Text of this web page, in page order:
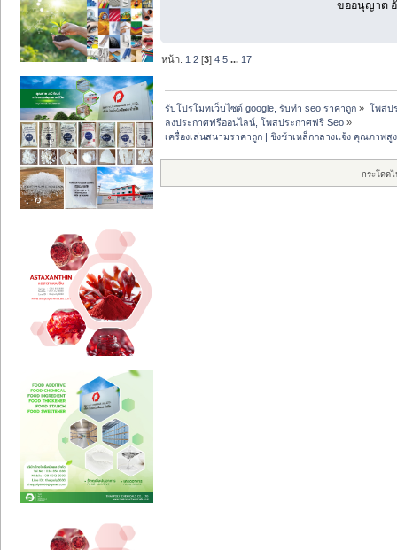
ขออนุญาต
หน้า: 1 2 [3]4 5 ... 17
รับโปรโมทเว็บไซต์ google, รับทำ seo ราคาถูก » โพสป
ลงประกาศฟรีออนไลน์, โพสประกาศฟรี Seo »
เครื่องเล่นสนามราคาถูก | ชิงช้าเหล็กกลางแจ้ง คุณภาพสู
กระโดด